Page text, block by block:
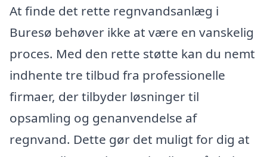
At finde det rette regnvandsanlæg i
Buresø behøver ikke at være en vanskelig
proces. Med den rette støtte kan du nemt
indhente tre tilbud fra professionelle
firmaer, der tilbyder løsninger til
opsamling og genanvendelse af
regnvand. Dette gør det muligt for dig at